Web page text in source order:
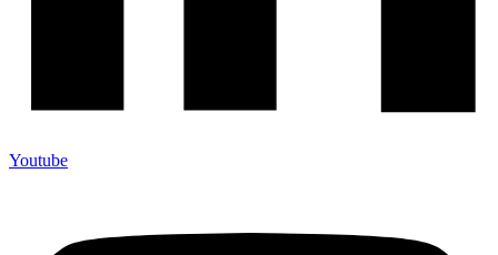
Youtube